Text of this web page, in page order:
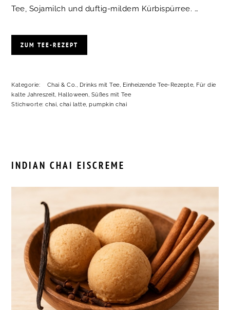
Tee, Sojamilch und duftig-mildem Kürbispürree. …
ZUM TEE-REZEPT
Kategorie: Chai & Co. Drinks mit Tee Einheizende Tee-Rezepte Für die
kalte Jahreszeit
Halloween Süßes mit Tee
Stichworte:chai ,chai latte ,pumpkin chai
INDIAN CHAI EISCREME